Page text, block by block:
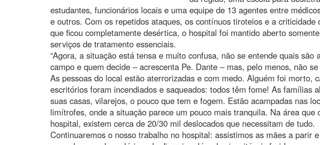
estudantes, funcionários locais e uma equipe de 13 agentes entre
e outros. Com os repetidos ataques, os contínuos tiroteios e a criticidade
que ficou completamente desértica, o hospital foi mantido aberto
serviços de tratamento essenciais.
“Agora, a situação está tensa e muito confusa, não se entende quais são
campo e quem decide – acrescenta Pe. Dante – mas, pelo menos, não
As pessoas do local estão aterrorizadas e com medo. Alguém foi morto,
escritórios foram incendiados e saqueados: todos têm fome! As famílias
suas casas, vilarejos, o pouco que tem e fogem. Estão acampadas nas
limítrofes, onde a situação parece um pouco mais tranquila. Na área que
hospital, existem cerca de 20/30 mil deslocados que necessitam de tudo.
Continuaremos o nosso trabalho no hospital: assistimos as mães a parir